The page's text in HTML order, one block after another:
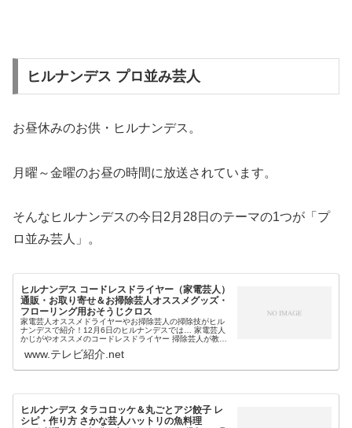
ヒルナンデス プロ並み芸人
お昼休みのお供・ヒルナンデス。
月曜～金曜のお昼の時間に放送されています。
そんなヒルナンデスの今日2月28日のテーマの1つが「プ
ロ並み芸人」。
ヒルナンデス コードレスドライヤー（家電芸人）
通販・お取り寄せ＆お掃除芸人オススメグッズ・
フローリング用おそうじクロス
家電芸人オススメドライヤーやお掃除芸人の掃除技がヒル
ナンデスで紹介！12月6日のヒルナンデスでは… 家電芸人
かじがやオススメのコードレスドライヤー 掃除芸人が教え
や家電芸人がオススメする生...
www.テレビ紹介.net
ヒルナンデス タラコロッケ＆丸ごとアジ餃子 レ
シピ・作り方 さかな芸人ハットリの魚料理